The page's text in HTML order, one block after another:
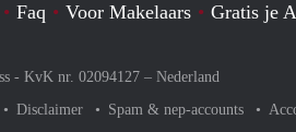
Faq Voor Makelaars Gratis je
- KvK nr. 02094127 – Nederland
Disclaimer Spam & nep-accounts